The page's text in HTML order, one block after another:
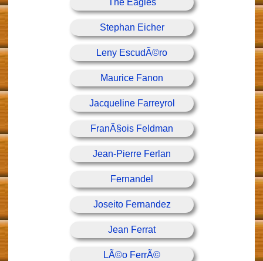
The Eagles
Stephan Eicher
Leny EscudÃ©ro
Maurice Fanon
Jacqueline Farreyrol
FranÃ§ois Feldman
Jean-Pierre Ferlan
Fernandel
Joseito Fernandez
Jean Ferrat
LÃ©o FerrÃ©